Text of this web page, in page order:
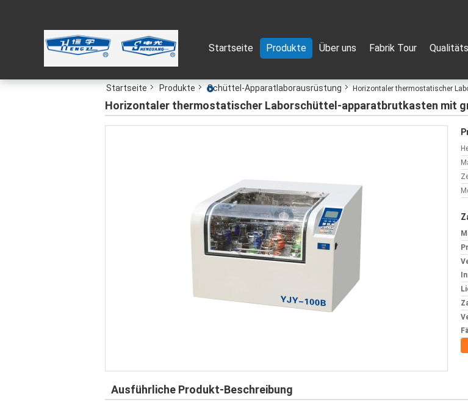
Startseite Produkte Über uns Fabrik Tour
Startseite Produkte Schüttel-Apparatlaborausrüstung Horizontaler thermostatischer
Horizontaler thermostatischer Laborschüttel-apparatbrutkasten mit
Ausführliche Produkt-Beschreibung